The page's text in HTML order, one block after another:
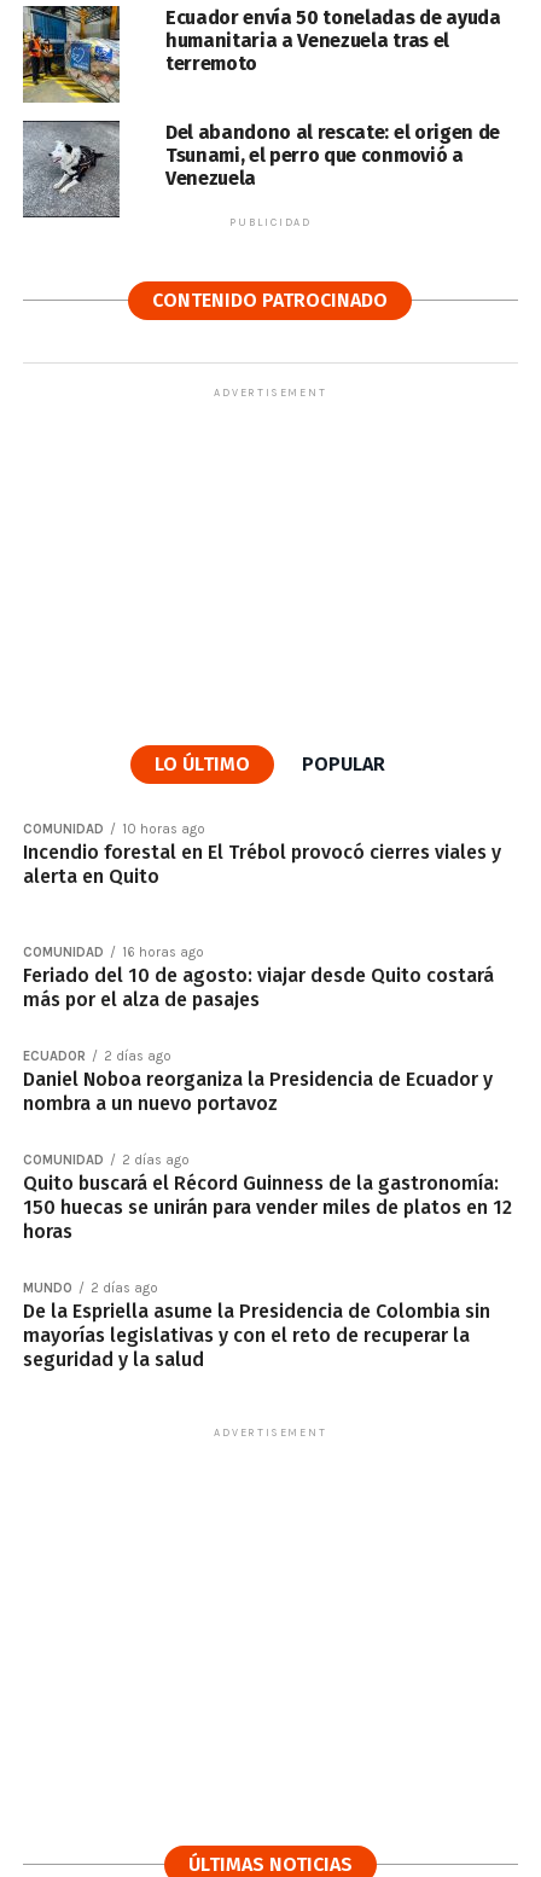
Ecuador envía 50 toneladas de ayuda
humanitaria a Venezuela tras el
terremoto
Del abandono al rescate: el origen de
Tsunami, el perro que conmovió a
Venezuela
PUBLICIDAD
CONTENIDO PATROCINADO
ADVERTISEMENT
LO ÚLTIMO POPULAR
COMUNIDAD 10 horas ago
Incendio forestal en El Trébol provocó cierres viales y
alerta en Quito
COMUNIDAD 16 horas ago
Feriado del 10 de agosto: viajar desde Quito costará
más por el alza de pasajes
ECUADOR 2 días ago
Daniel Noboa reorganiza la Presidencia de Ecuador y
nombra a un nuevo portavoz
COMUNIDAD 2 días ago
Quito buscará el Récord Guinness de la gastronomía:
150 huecas se unirán para vender miles de platos en 12
horas
MUNDO 2 días ago
De la Espriella asume la Presidencia de Colombia sin
mayorías legislativas y con el reto de recuperar la
seguridad y la salud
ADVERTISEMENT
ÚLTIMAS NOTICIAS